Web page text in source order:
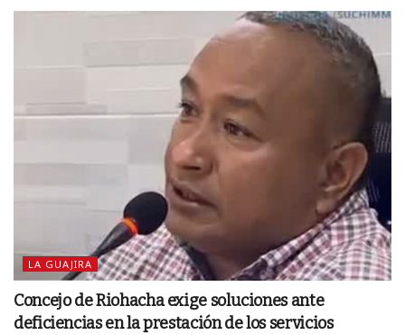
LA GUAJIRA
Concejo de Riohacha exige soluciones ante
deficiencias en la prestación de los servicios